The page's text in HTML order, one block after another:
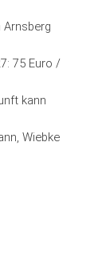
Arnsberg
75 Euro /
kann
Wiebke